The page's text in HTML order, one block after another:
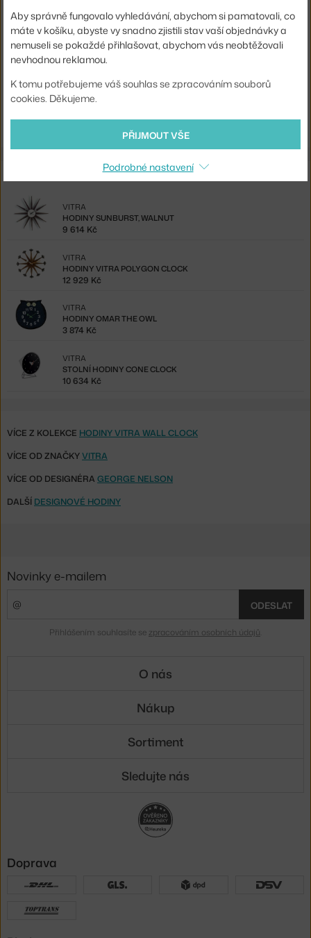
Materiál:
kov, třešňové dřevo
Kód produktu VIT-20125007
Ste zo Slovenska? Prejdite na
Shopping from the EU? Switch toBall Clock, cherry
Ze stejné kolekce
HODINY SUNBURST, WALNUT
VITRA
9 614 Kč
HODINY VITRA POLYGON CLOCK
VITRA
12 929 Kč
HODINY OMAR THE OWL
VITRA
3 874 Kč
STOLNÍ HODINY CONE CLOCK
VITRA
10 634 Kč
VÍCE Z KOLEKCE HODINY VITRA WALL CLOCK
VÍCE OD ZNAČKYVITRA
VÍCE OD DESIGNÉRA GEORGE NELSON
DALŠÍ DESIGNOVÉ HODINY
Aby správně fungovalo vyhledávání, abychom si pamatovali, co
máte v košíku, abyste vy snadno zjistili stav vaší objednávky a
nemuseli se pokaždé přihlašovat, abychom vás neobtěžovali
nevhodnou reklamou.
K tomu potřebujeme váš souhlas se zpracováním souborů
cookies. Děkujeme.
PŘIJMOUT VŠE
Podrobné nastavení
Novinky e-mailem
ODESLAT
Přihlášením souhlasíte se zpracováním osobních údajů
O nás
Nákup
Sortiment
Sledujte nás
Doprava